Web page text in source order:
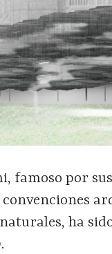
famoso por
ha